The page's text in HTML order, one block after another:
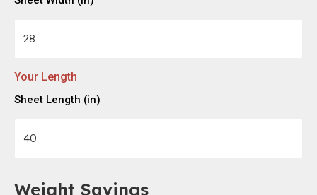
Your Length
Sheet Length (in)
Weight Savings